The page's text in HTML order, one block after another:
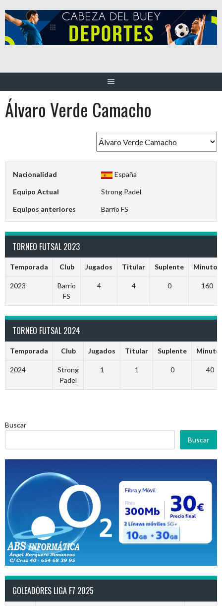
al
contenido
Álvaro Verde Camacho
Nacionalidad España
Equipo Actual Strong Padel
Equipos anteriores Barrio FS
TORNEO FUTSAL 2023
Temporada Club Jugados Titular Suplente Minutos
2023
Barrio
FS
4 4 0 160
TORNEO FUTSAL 2024
Temporada Club Jugados Titular Suplente
2024
Strong
Padel
1 1 0 40
Buscar
Buscar
GOLEADORES LIGA F7 2025